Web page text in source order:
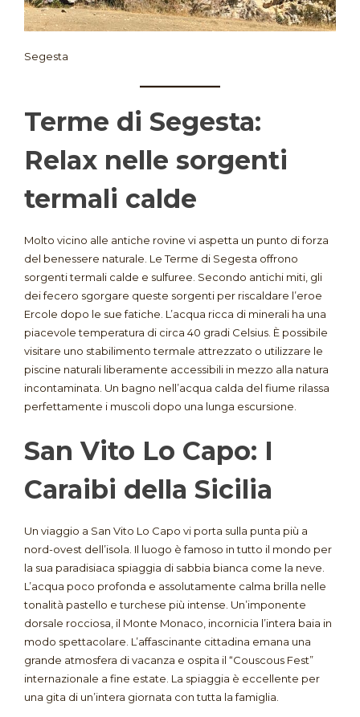
Segesta
Terme di Segesta:
Relax nelle sorgenti
termali calde
Molto vicino alle antiche rovine vi aspetta un punto di forza
del benessere naturale. Le Terme di Segesta offrono
sorgenti termali calde e sulfuree. Secondo antichi miti, gli
dei fecero sgorgare queste sorgenti per riscaldare l’eroe
Ercole dopo le sue fatiche. L’acqua ricca di minerali ha una
piacevole temperatura di circa 40 gradi Celsius. È possibile
visitare uno stabilimento termale attrezzato o utilizzare le
piscine naturali liberamente accessibili in mezzo alla natura
incontaminata. Un bagno nell’acqua calda del fiume rilassa
perfettamente i muscoli dopo una lunga escursione.
San Vito Lo Capo: I
Caraibi della Sicilia
Un viaggio a San Vito Lo Capo vi porta sulla punta più a
nord-ovest dell’isola. Il luogo è famoso in tutto il mondo per
la sua paradisiaca spiaggia di sabbia bianca come la neve.
L’acqua poco profonda e assolutamente calma brilla nelle
tonalità pastello e turchese più intense. Un’imponente
dorsale rocciosa, il Monte Monaco, incornicia l’intera baia in
modo spettacolare. L’affascinante cittadina emana una
grande atmosfera di vacanza e ospita il “Couscous Fest”
internazionale a fine estate. La spiaggia è eccellente per
una gita di un’intera giornata con tutta la famiglia.